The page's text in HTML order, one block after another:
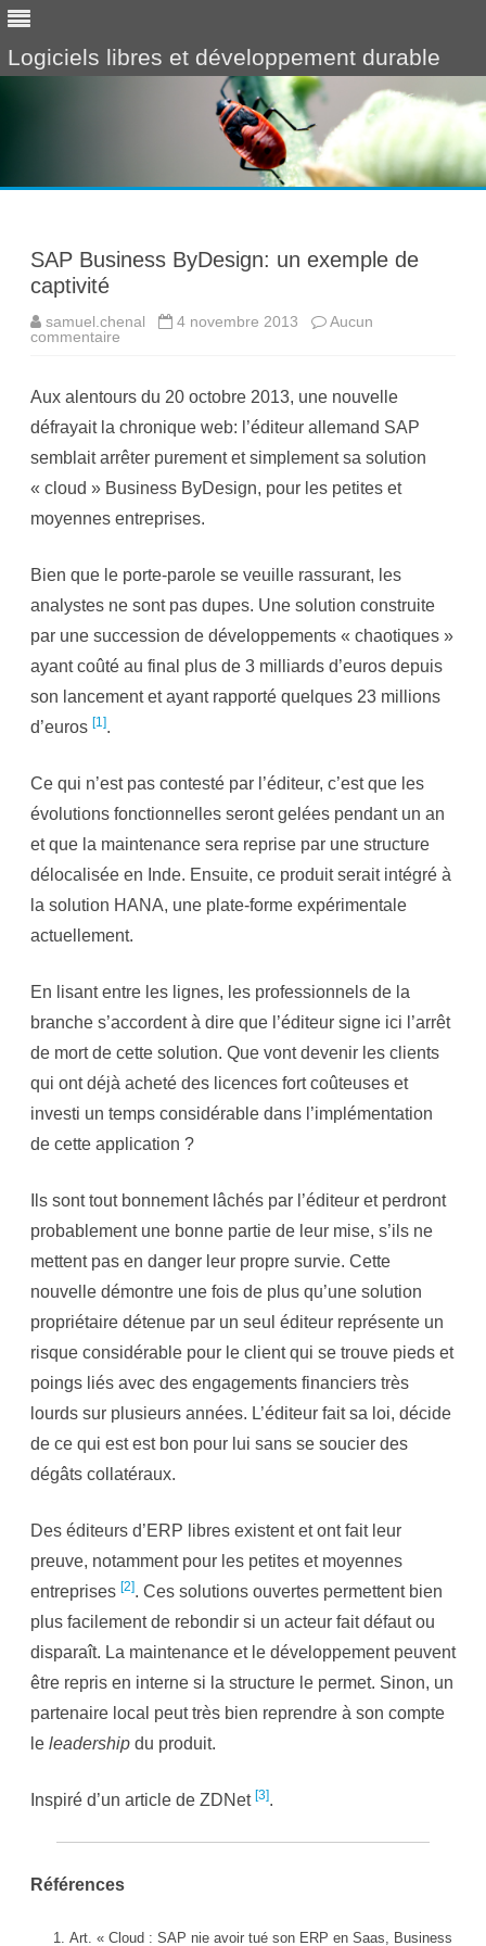
Logiciels libres et développement durable
SAP Business ByDesign: un exemple de
captivité
samuel.chenal 4 novembre 2013
Aucun
commentaire
A
B
s
n
s
D
s
g
:
n
p
l
e
d
e
c
a
p
t
i
v
i
Aux alentours du 20 octobre 2013, une nouvelle
défrayait la chronique web: l’éditeur allemand SAP
semblait arrêter purement et simplement sa solution
« cloud » Business ByDesign, pour les petites et
moyennes entreprises.
Bien que le porte-parole se veuille rassurant, les
analystes ne sont pas dupes. Une solution construite
par une succession de développements « chaotiques »
ayant coûté au final plus de 3 milliards d’euros depuis
son lancement et ayant rapporté quelques 23 millions
d’euros [1].
Ce qui n’est pas contesté par l’éditeur, c’est que les
évolutions fonctionnelles seront gelées pendant un an
et que la maintenance sera reprise par une structure
délocalisée en Inde. Ensuite, ce produit serait intégré à
la solution HANA, une plate-forme expérimentale
actuellement.
En lisant entre les lignes, les professionnels de la
branche s’accordent à dire que l’éditeur signe ici l’arrêt
de mort de cette solution. Que vont devenir les clients
qui ont déjà acheté des licences fort coûteuses et
investi un temps considérable dans l’implémentation
de cette application ?
Ils sont tout bonnement lâchés par l’éditeur et perdront
probablement une bonne partie de leur mise, s’ils ne
mettent pas en danger leur propre survie. Cette
nouvelle démontre une fois de plus qu’une solution
propriétaire détenue par un seul éditeur représente un
risque considérable pour le client qui se trouve pieds et
poings liés avec des engagements financiers très
lourds sur plusieurs années. L’éditeur fait sa loi, décide
de ce qui est est bon pour lui sans se soucier des
dégâts collatéraux.
Des éditeurs d’ERP libres existent et ont fait leur
preuve, notamment pour les petites et moyennes
entreprises [2]. Ces solutions ouvertes permettent bien
plus facilement de rebondir si un acteur fait défaut ou
disparaît. La maintenance et le développement peuvent
être repris en interne si la structure le permet. Sinon, un
partenaire local peut très bien reprendre à son compte
le leadership du produit.
Inspiré d’un article de ZDNet [3].
Références
Art. « Cloud : SAP nie avoir tué son ERP en Saas, Business